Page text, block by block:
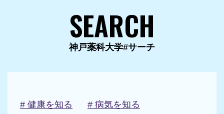
SEARCH
神戸薬科大学#サーチ
# 健康を知る
# 病気を知る